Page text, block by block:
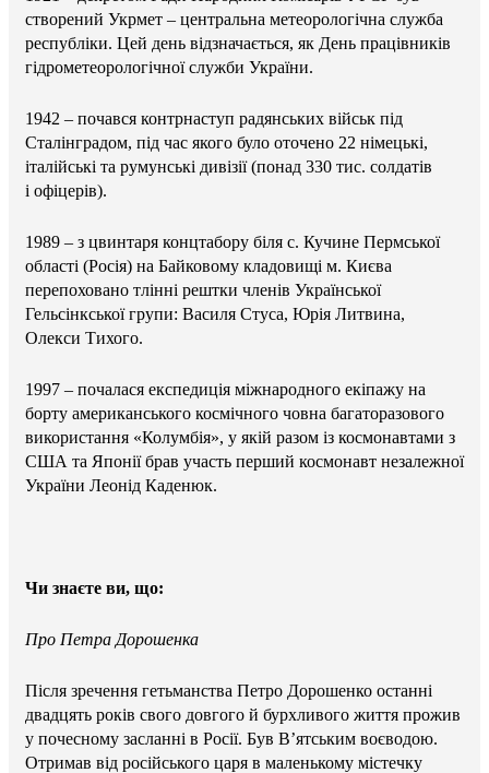
створений Укрмет – центральна метеорологічна служба
республіки. Цей день відзначається, як День працівників
гідрометеорологічної служби України.
1942 – почався контрнаступ радянських військ під
Сталінградом, під час якого було оточено 22 німецькі,
італійські та румунські дивізії (понад 330 тис. солдатів
і офіцерів).
1989 – з цвинтаря концтабору біля с. Кучине Пермської
області (Росія) на Байковому кладовищі м. Києва
перепоховано тлінні рештки членів Української
Гельсінкської групи: Василя Стуса, Юрія Литвина,
Олекси Тихого.
1997 – почалася експедиція міжнародного екіпажу на
борту американського космічного човна багаторазового
використання «Колумбія», у якій разом із космонавтами з
США та Японії брав участь перший космонавт незалежної
України Леонід Каденюк.
Чи знаєте ви, що:
Про Петра Дорошенка
Після зречення гетьманства Петро Дорошенко останні
двадцять років свого довгого й бурхливого життя прожив
у почесному засланні в Росії. Був В’ятським воєводою.
Отримав від російського царя в маленькому містечку